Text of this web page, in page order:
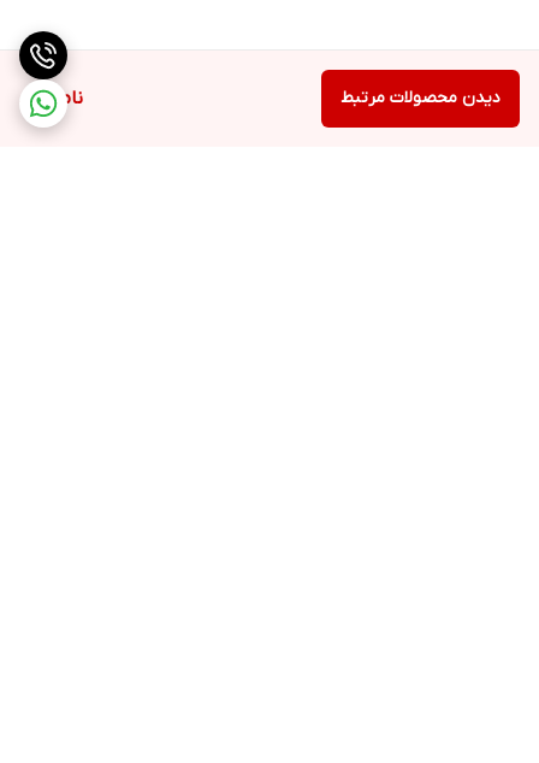
ناموجود دیدن محصولات مرتبط